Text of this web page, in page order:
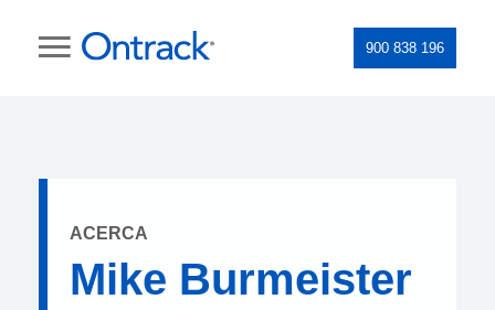
900 838 196
ACERCA
Mike Burmeister